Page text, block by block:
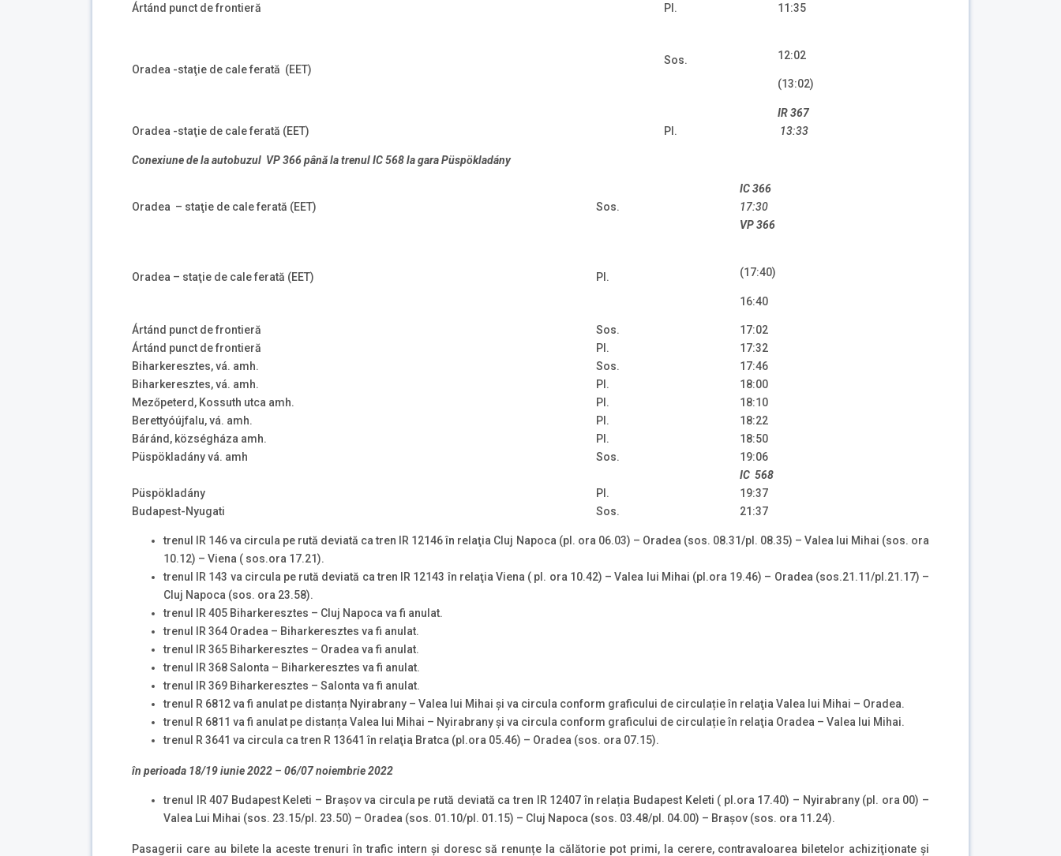
Ártánd punct de frontieră
Pl. 11:35
Oradea -staţie de cale ferată (EET)
Sos. 12:02
(13:02)
IR 367
Oradea -staţie de cale ferată (EET)
Pl. 13:33
Conexiune de la autobuzul VP 366 până la trenul IC 568 la gara Püspökladány
IC 366
Oradea – staţie de cale ferată (EET)
Sos.
17:30
VP 366
Oradea – staţie de cale ferată (EET) Pl. (17:40)
16:40
Ártánd punct de frontieră Sos.
17:02
Ártánd punct de frontieră
Pl.
17:32
Biharkeresztes, vá. amh.
Sos.
17:46
Biharkeresztes, vá. amh.
Pl.
18:00
Mezőpeterd, Kossuth utca amh.
Pl.
18:10
Berettyóújfalu, vá. amh.
Pl.
18:22
Báránd, községháza amh.
Pl.
18:50
Püspökladány vá. amh
Sos.
19:06
IC 568
Püspökladány
Pl.
19:37
Budapest-Nyugati
Sos. 21:37
trenul IR 146 va circula pe rută deviată ca tren IR 12146 în relaţia Cluj Napoca (pl. ora 06.03) – Oradea (sos. 08.31/pl. 08.35) – Valea lui Mihai (sos. ora
10.12) – Viena ( sos.ora 17.21).
trenul IR 143 va circula pe rută deviată ca tren IR 12143 în relaţia Viena ( pl. ora 10.42) – Valea lui Mihai (pl.ora 19.46) – Oradea (sos.21.11/pl.21.17) –
Cluj Napoca (sos. ora 23.58).
trenul IR 405 Biharkeresztes – Cluj Napoca va fi anulat.
trenul IR 364 Oradea – Biharkeresztes va fi anulat.
trenul IR 365 Biharkeresztes – Oradea va fi anulat.
trenul IR 368 Salonta – Biharkeresztes va fi anulat.
trenul IR 369 Biharkeresztes – Salonta va fi anulat.
trenul R 6812 va fi anulat pe distanța Nyirabrany – Valea lui Mihai și va circula conform graficului de circulație în relaţia Valea lui Mihai – Oradea.
trenul R 6811 va fi anulat pe distanța Valea lui Mihai – Nyirabrany și va circula conform graficului de circulație în relaţia Oradea – Valea lui Mihai.
trenul R 3641 va circula ca tren R 13641 în relaţia Bratca (pl.ora 05.46) – Oradea (sos. ora 07.15).
în perioada 18/19 iunie 2022 – 06/07 noiembrie 2022
trenul IR 407 Budapest Keleti – Brașov va circula pe rută deviată ca tren IR 12407 în relația Budapest Keleti ( pl.ora 17.40) – Nyirabrany (pl. ora 00) –
Valea Lui Mihai (sos. 23.15/pl. 23.50) – Oradea (sos. 01.10/pl. 01.15) – Cluj Napoca (sos. 03.48/pl. 04.00) – Brașov (sos. ora 11.24).
Pasagerii care au bilete la aceste trenuri în trafic intern și doresc să renunțe la călătorie pot primi, la cerere, contravaloarea biletelor achiziţionate şi